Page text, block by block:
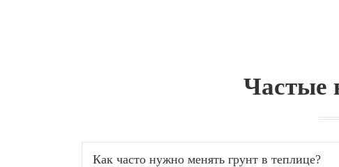
Частые
Как часто нужно менять грунт в теплице?